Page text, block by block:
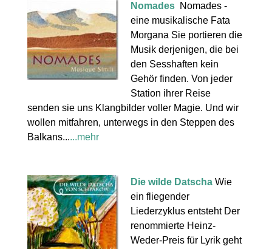
Nomades Nomades -
eine musikalische Fata
Morgana Sie portieren die
Musik derjenigen, die bei
den Sesshaften kein
Gehör finden. Von jeder
Station ihrer Reise
senden sie uns Klangbilder voller Magie. Und wir
wollen mitfahren, unterwegs in den Steppen des
Balkans......mehr
Die wilde Datscha Wie
ein fliegender
Liederzyklus entsteht Der
renommierte Heinz-
Weder-Preis für Lyrik geht